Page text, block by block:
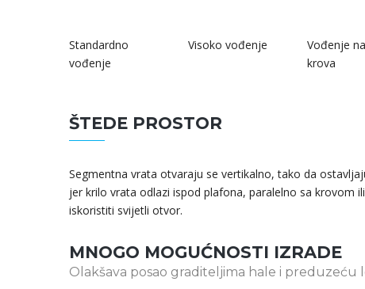
Standardno
vođenje
Visoko vođenje
Vođenje
krova
ŠTEDE PROSTOR
Segmentna vrata otvaraju se vertikalno, tako da
jer krilo vrata odlazi ispod plafona, paralelno sa krovom
iskoristiti svijetli otvor.
MNOGO MOGUĆNOSTI IZRADE
Olakšava posao graditeljima hale i preduzeću